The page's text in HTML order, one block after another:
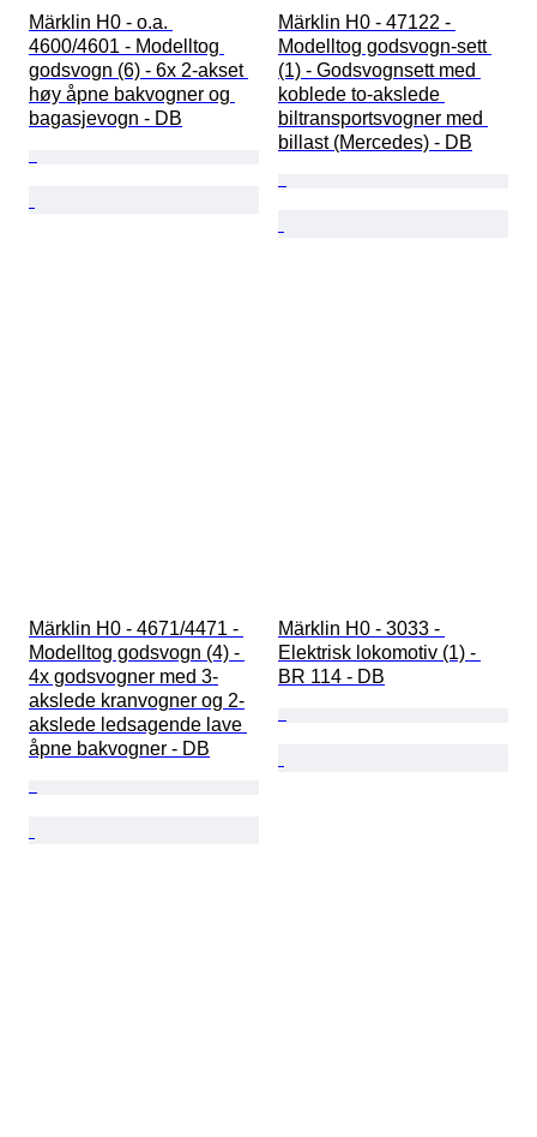
Märklin H0 - o.a.
4600/4601 - Modelltog
godsvogn (6) - 6x 2-akset
høy åpne bakvogner og
bagasjevogn - DB
Märklin H0 - 47122 -
Modelltog godsvogn-sett
(1) - Godsvognsett med
koblede to-akslede
biltransportsvogner med
billast (Mercedes) - DB
Märklin H0 - 4671/4471 -
Modelltog godsvogn (4) -
4x godsvogner med 3-
akslede kranvogner og 2-
akslede ledsagende lave
åpne bakvogner - DB
Märklin H0 - 3033 -
Elektrisk lokomotiv (1) -
BR 114 - DB